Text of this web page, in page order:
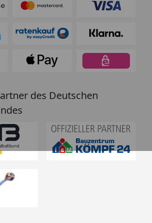
des Deutschen